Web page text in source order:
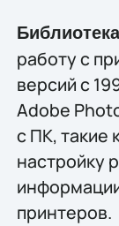
работу с
версий с
Adobe
с ПК, такие
настройку
принтеров.